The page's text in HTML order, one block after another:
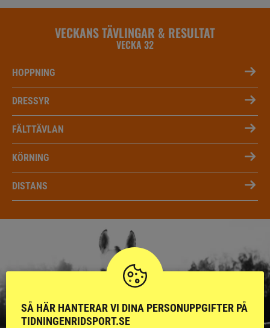
VECKANS TÄVLINGAR & RESULTAT
VECKA 32
HOPPNING
DRESSYR
FÄLTTÄVLAN
KÖRNING
DISTANS
SÅ HÄR HANTERAR VI DINA PERSONUPPGIFTER PÅ
TIDNINGENRIDSPORT.SE